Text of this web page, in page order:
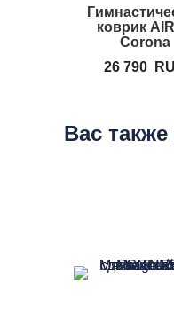
коврик
Corona
26 790
Вас